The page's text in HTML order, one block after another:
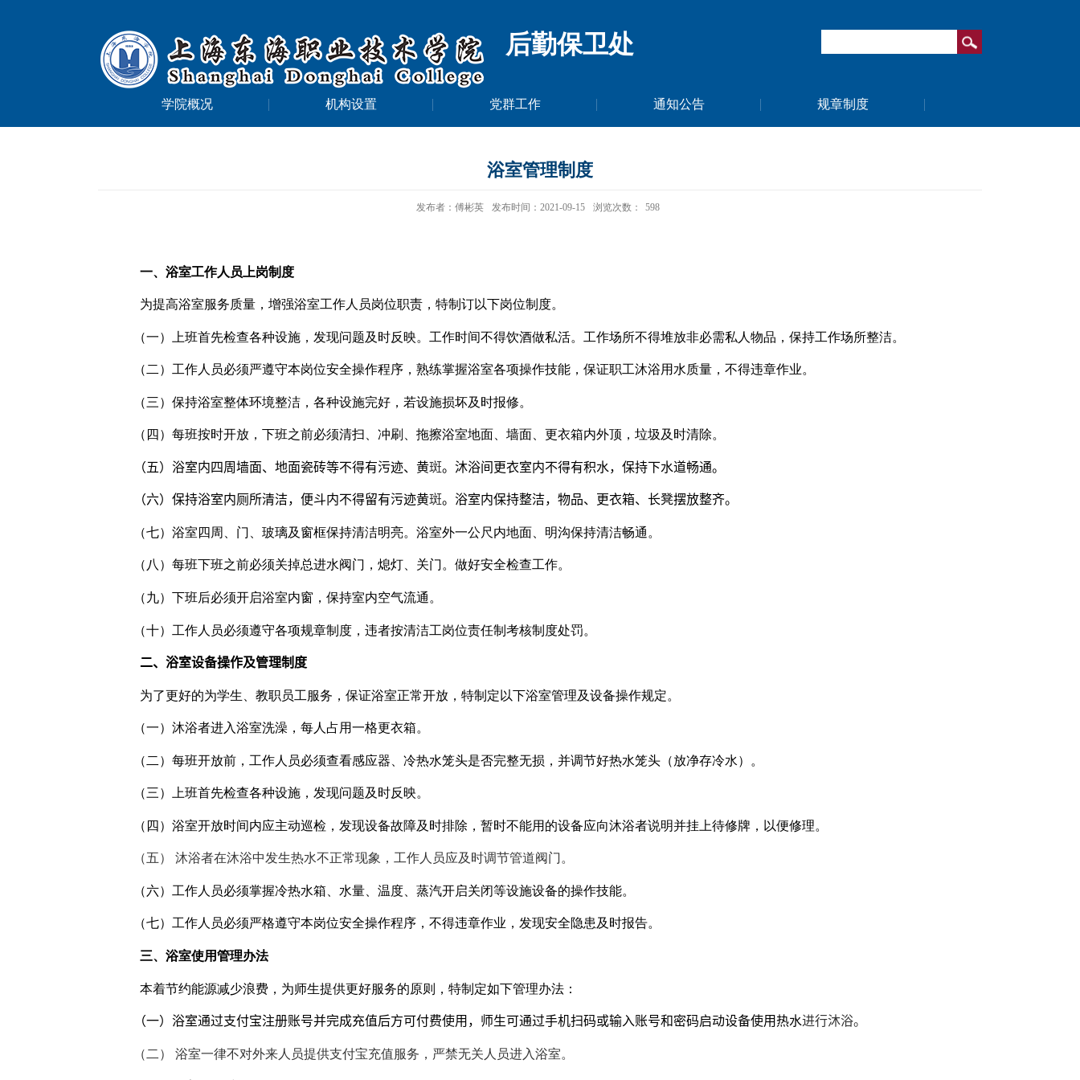
后勤保卫处
学院概况 机构设置 党群工作 通知公告 规章制度
浴室管理制度
发布者：傅彬英 发布时间：2021-09-15 浏览次数： 598
一、浴室工作人员上岗制度
为提高浴室服务质量，增强浴室工作人员岗位职责，特制订以下岗位制度。
（一）上班首先检查各种设施，发现问题及时反映。工作时间不得饮酒做私活。工作场所不得堆放非必需私人物品，保持工作场所整洁。
（二）工作人员必须严遵守本岗位安全操作程序，熟练掌握浴室各项操作技能，保证职工沐浴用水质量，不得违章作业。
（三）保持浴室整体环境整洁，各种设施完好，若设施损坏及时报修。
（四）每班按时开放，下班之前必须清扫、冲刷、拖擦浴室地面、墙面、更衣箱内外顶，垃圾及时清除。
（五）浴室内四周墙面、地面瓷砖等不得有污迹、黄斑。沐浴间更衣室内不得有积水，保持下水道畅通。
（六）保持浴室内厕所清洁，便斗内不得留有污迹黄斑。浴室内保持整洁，物品、更衣箱、长凳摆放整齐。
（七）浴室四周、门、玻璃及窗框保持清洁明亮。浴室外一公尺内地面、明沟保持清洁畅通。
（八）每班下班之前必须关掉总进水阀门，熄灯、关门。做好安全检查工作。
（九）下班后必须开启浴室内窗，保持室内空气流通。
（十）工作人员必须遵守各项规章制度，违者按清洁工岗位责任制考核制度处罚。
二、 浴室设备操作及管理制度
为了更好的为学生、教职员工服务，保证浴室正常开放，特制定以下浴室管理及设备操作规定。
（一）沐浴者进入浴室洗澡，每人占用一格更衣箱。
（二）每班开放前，工作人员必须查看感应器、冷热水笼头是否完整无损，并调节好热水笼头（放净存冷水）。
（三）上班首先检查各种设施，发现问题及时反映。
（四）浴室开放时间内应主动巡检，发现设备故障及时排除，暂时不能用的设备应向沐浴者说明并挂上待修牌，以便修理。
（五） 沐浴者在沐浴中发生热水不正常现象，工作人员应及时调节管道阀门。
（六）工作人员必须掌握冷热水箱、水量、温度、蒸汽开启关闭等设施设备的操作技能。
（七）工作人员必须严格遵守本岗位安全操作程序，不得违章作业，发现安全隐患及时报告。
三、浴室使用管理办法
本着节约能源减少浪费，为师生提供更好服务的原则，特制定如下管理办法：
（一）浴室通过支付宝注册账号并完成充值后方可付费使用，师生可通过手机扫码或输入账号和密码启动设备使用热水进行沐浴。
（二） 浴室一律不对外来人员提供支付宝充值服务，严禁无关人员进入浴室。